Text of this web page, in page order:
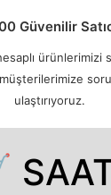
Güvenilir
ürünlerimizi
ulaştırıyoruz.